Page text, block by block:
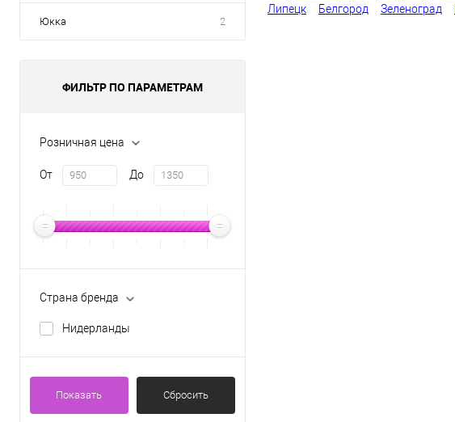
Юкка 2
ФИЛЬТР ПО ПАРАМЕТРАМ
Розничная цена
От До
Страна бренда
Нидерланды
Показать Сбросить
Липецк
Белгород Зеленоград